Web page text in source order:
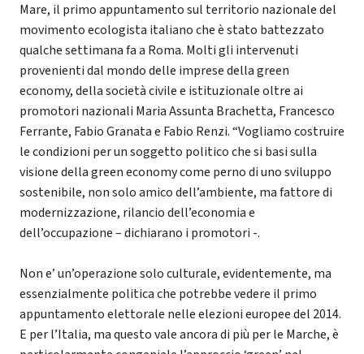
Mare, il primo appuntamento sul territorio nazionale del
movimento ecologista italiano che è stato battezzato
qualche settimana fa a Roma. Molti gli intervenuti
provenienti dal mondo delle imprese della green
economy, della società civile e istituzionale oltre ai
promotori nazionali Maria Assunta Brachetta, Francesco
Ferrante, Fabio Granata e Fabio Renzi. “Vogliamo costruire
le condizioni per un soggetto politico che si basi sulla
visione della green economy come perno di uno sviluppo
sostenibile, non solo amico dell’ambiente, ma fattore di
modernizzazione, rilancio dell’economia e
dell’occupazione – dichiarano i promotori -.
Non e’ un’operazione solo culturale, evidentemente, ma
essenzialmente politica che potrebbe vedere il primo
appuntamento elettorale nelle elezioni europee del 2014.
E per l’Italia, ma questo vale ancora di più per le Marche, è